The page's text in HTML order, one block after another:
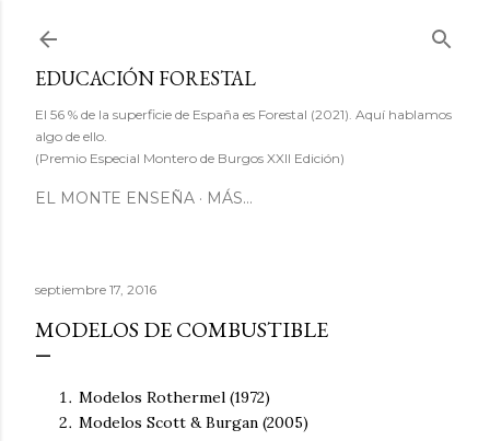
EDUCACIÓN FORESTAL
El 56 % de la superficie de España es Forestal (2021). Aquí hablamos
algo de ello.
(Premio Especial Montero de Burgos XXII Edición)
EL MONTE ENSEÑA MÁS…
septiembre 17, 2016
MODELOS DE COMBUSTIBLE
Modelos Rothermel (1972)
Modelos Scott & Burgan (2005)